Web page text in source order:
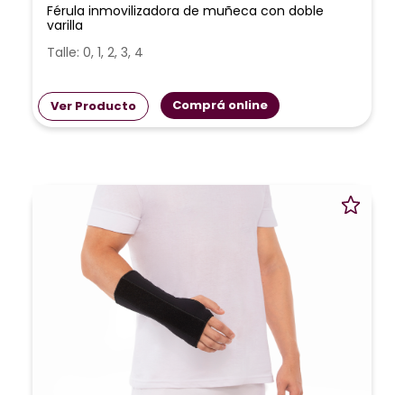
Férula inmovilizadora de muñeca con doble
varilla
Talle: 0, 1, 2, 3, 4
Ver Producto Comprá online